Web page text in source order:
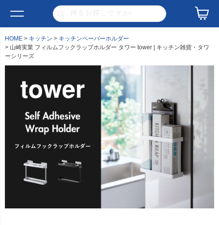
HOME キッチン
キッチンペーパーホルダー
山崎実業 フィルムフックラップホルダー タワー tower | キッチン雑貨・タワ
ーシリーズ